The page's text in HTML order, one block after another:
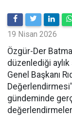
19 Nisan 2026
​Özgür-Der
düzenlediği
Genel Başkanı
gündeminde